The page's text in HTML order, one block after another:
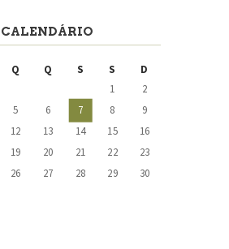
CALENDÁRIO
Q Q S S
D
1
2
5 6 7 8
9
12 13 14 15
16
19 20 21 22
23
26 27 28 29
30